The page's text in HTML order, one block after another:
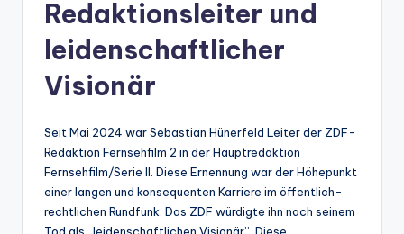
Redaktionsleiter und
leidenschaftlicher
Visionär
Seit Mai 2024 war Sebastian Hünerfeld Leiter der ZDF-
Redaktion Fernsehfilm 2 in der Hauptredaktion
Fernsehfilm/Serie II. Diese Ernennung war der Höhepunkt
einer langen und konsequenten Karriere im öffentlich-
rechtlichen Rundfunk. Das ZDF würdigte ihn nach seinem
Tod als „leidenschaftlichen Visionär”. Diese